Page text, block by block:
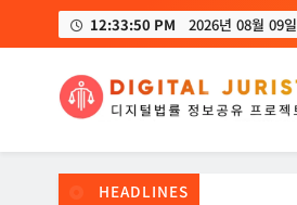
12:33:51 PM 2026년 08월 09일
디지털주리스트
HEADLINES